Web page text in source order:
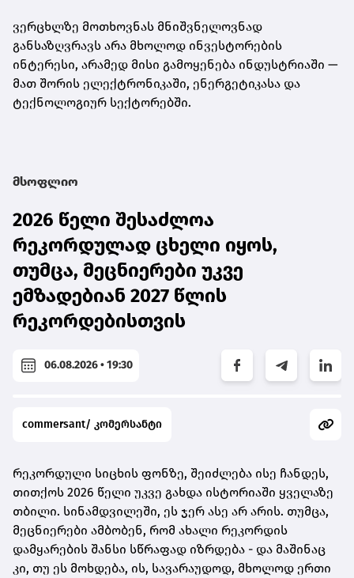
ვერცხლზე მოთხოვნას მნიშვნელოვნად
განსაზღვრავს არა მხოლოდ ინვესტორების
ინტერესი, არამედ მისი გამოყენება ინდუსტრიაში —
მათ შორის ელექტრონიკაში, ენერგეტიკასა და
ტექნოლოგიურ სექტორებში.
მსოფლიო
2026 წელი შესაძლოა
რეკორდულად ცხელი იყოს,
თუმცა, მეცნიერები უკვე
ემზადებიან 2027 წლის
რეკორდებისთვის
06.08.2026 • 19:30
commersant/ კომერსანტი
რეკორდული სიცხის ფონზე, შეიძლება ისე ჩანდეს,
თითქოს 2026 წელი უკვე გახდა ისტორიაში ყველაზე
თბილი. სინამდვილეში, ეს ჯერ ასე არ არის. თუმცა,
მეცნიერები ამბობენ, რომ ახალი რეკორდის
დამყარების შანსი სწრაფად იზრდება - და მაშინაც
კი, თუ ეს მოხდება, ის, სავარაუდოდ, მხოლოდ ერთი